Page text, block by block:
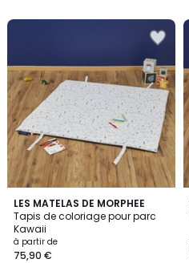
LES MATELAS DE MORPHEE
Tapis de coloriage pour parc
Kawaii
à partir de
75,90 €